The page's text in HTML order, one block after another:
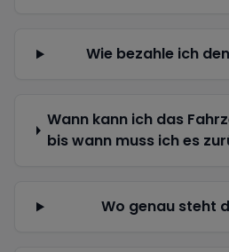
Wie bezahle ich
Wann kann ich das
bis wann muss ich es
Wo genau steht